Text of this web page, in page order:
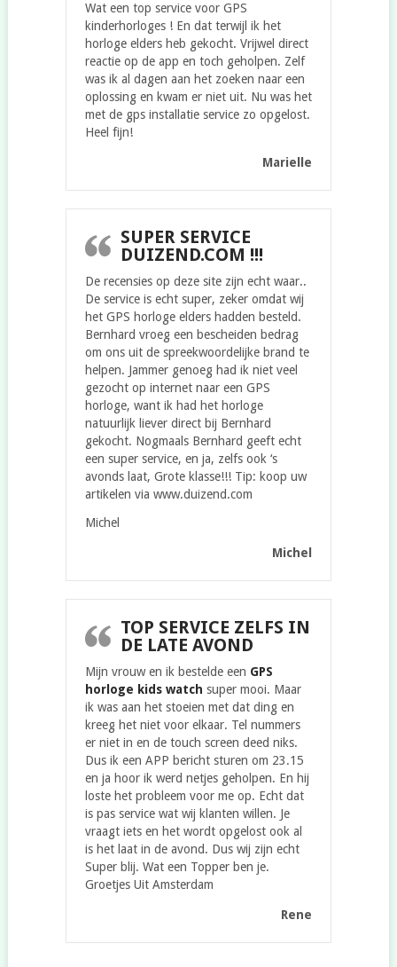
Wat een top service voor GPS
kinderhorloges ! En dat terwijl ik het
horloge elders heb gekocht. Vrijwel direct
reactie op de app en toch geholpen. Zelf
was ik al dagen aan het zoeken naar een
oplossing en kwam er niet uit. Nu was het
met de gps installatie service zo opgelost.
Heel fijn!
Marielle
SUPER SERVICE
DUIZEND.COM !!!
De recensies op deze site zijn echt waar..
De service is echt super, zeker omdat wij
het GPS horloge elders hadden besteld.
Bernhard vroeg een bescheiden bedrag
om ons uit de spreekwoordelijke brand te
helpen. Jammer genoeg had ik niet veel
gezocht op internet naar een GPS
horloge, want ik had het horloge
natuurlijk liever direct bij Bernhard
gekocht. Nogmaals Bernhard geeft echt
een super service, en ja, zelfs ook ‘s
avonds laat, Grote klasse!!! Tip: koop uw
artikelen via www.duizend.com
Michel
Michel
TOP SERVICE ZELFS IN
DE LATE AVOND
Mijn vrouw en ik bestelde een GPS
horloge kids watch super mooi. Maar
ik was aan het stoeien met dat ding en
kreeg het niet voor elkaar. Tel nummers
er niet in en de touch screen deed niks.
Dus ik een APP bericht sturen om 23.15
en ja hoor ik werd netjes geholpen. En hij
loste het probleem voor me op. Echt dat
is pas service wat wij klanten willen. Je
vraagt iets en het wordt opgelost ook al
is het laat in de avond. Dus wij zijn echt
Super blij. Wat een Topper ben je.
Groetjes Uit Amsterdam
Rene